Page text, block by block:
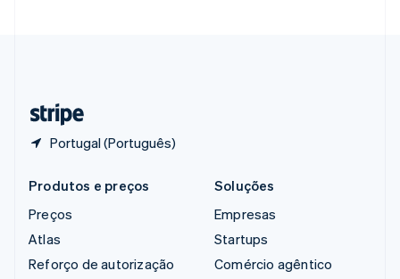
Portugal (Português)
Produtos e preços
Preços
Atlas
Reforço de autorização
Soluções
Empresas
Startups
Comércio agêntico